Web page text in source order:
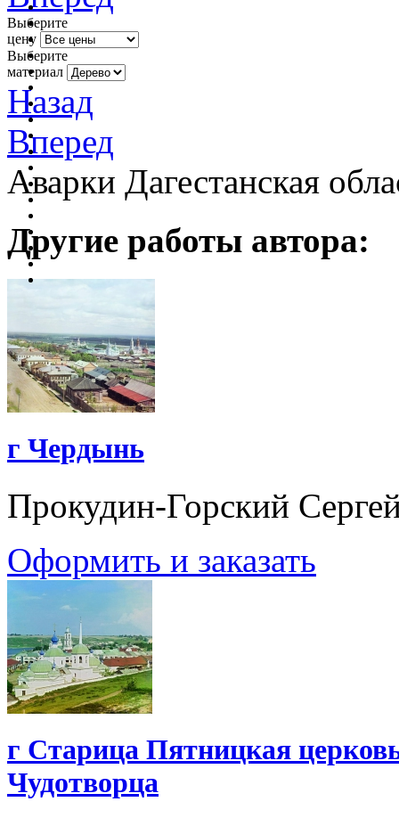
Выберите
цену
Выберите
материал
Назад
Вперед
Аварки Дагестанская
Другие работы автора:
г Чердынь
Прокудин-Горский
Оформить и заказать
г Старица Пятницкая
Чудотворца